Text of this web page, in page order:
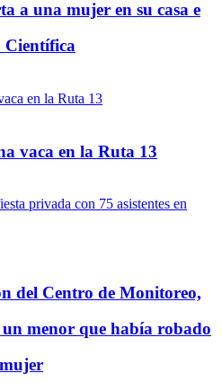
a una mujer en su casa e
Científica
vaca en la Ruta 13
del Centro de Monitoreo,
menor que había robado